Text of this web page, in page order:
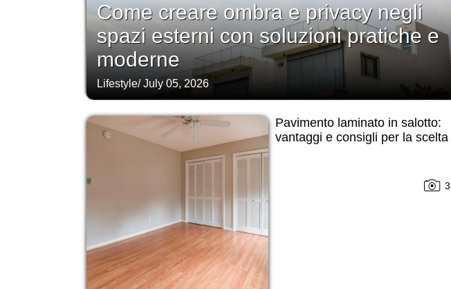
Come creare ombra e privacy negli
spazi esterni con soluzioni pratiche e
moderne
Lifestyle/July 05, 2026
Pavimento laminato in salotto:
vantaggi e consigli per la scelta
3